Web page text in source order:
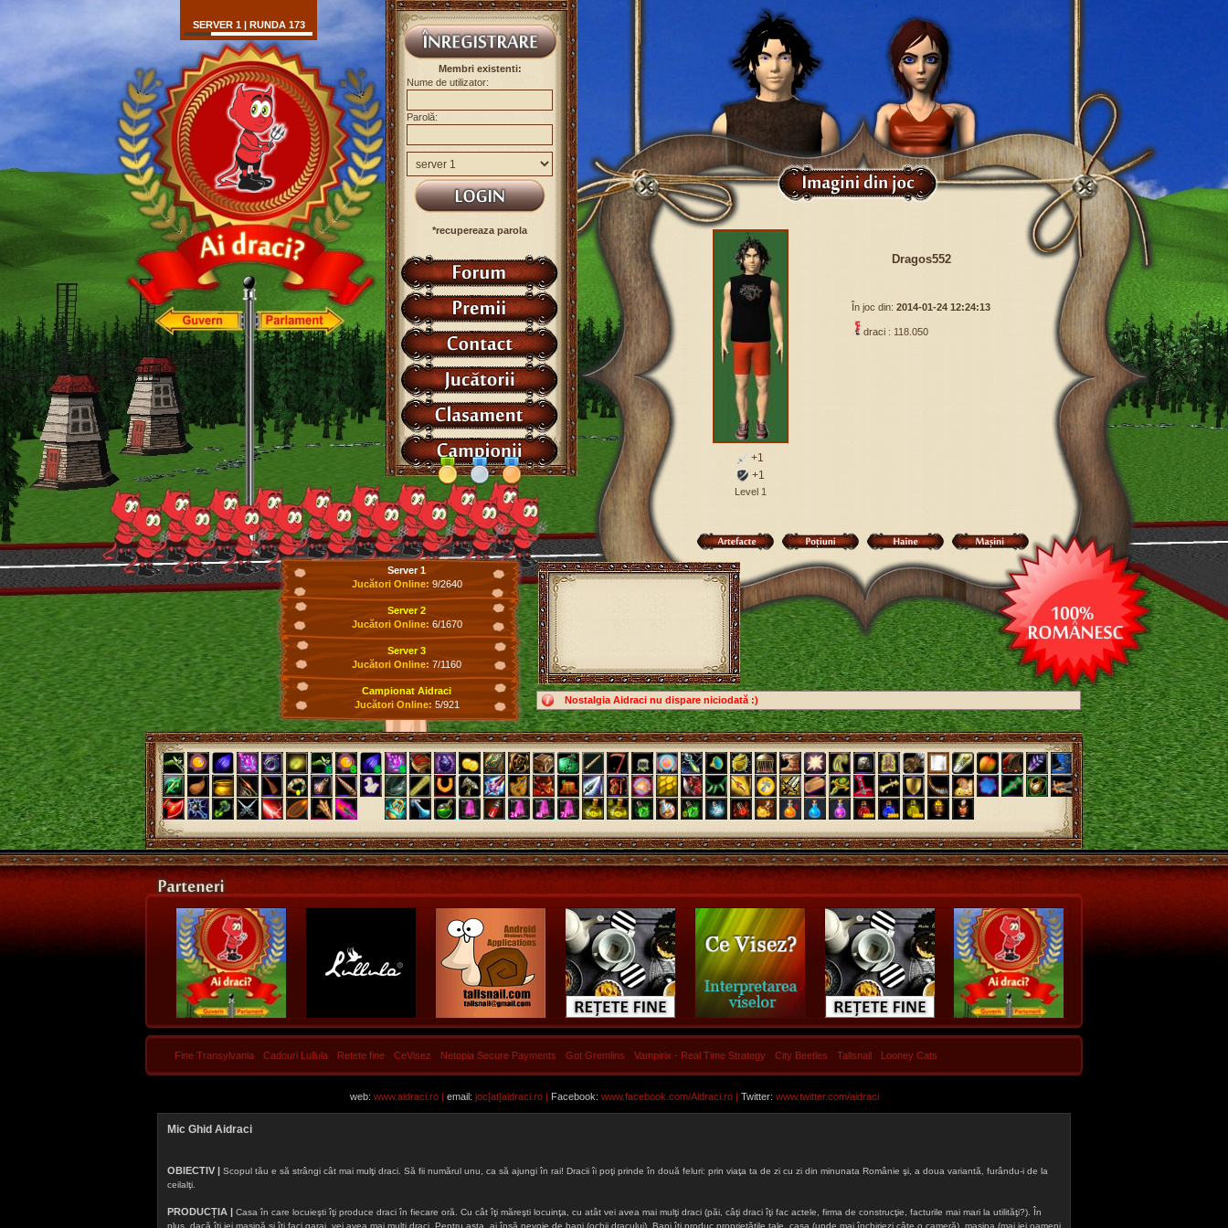
Nostalgia Aidraci nu dispare niciodată :)
SERVER 1 | RUNDA 173
Membri existenti:
Nume de utilizator:
Parolă:
*recupereaza parola
+1
+1
Level 1
Dragos552
În joc din: 2014-01-24 12:24:13
draci : 118.050
Server 1
Jucători Online: 9/2640
Server 2
Jucători Online: 6/1670
Server 3
Jucători Online: 7/1160
Campionat Aidraci
Jucători Online: 5/921
Fine Transylvania Cadouri Lullula Retete fine CeVisez Netopia Secure Payments Got Gremlins Vampirix - Real Time Strategy City Beetles Tallsnail Looney Cats
web: www.aidraci.ro | email: joc[at]aidraci.ro | Facebook: www.facebook.com/Aidraci.ro| Twitter: www.twitter.com/aidraci
Mic Ghid Aidraci
OBIECTIV | Scopul tău e să strângi cât mai mulţi draci. Să fii numărul unu, ca să ajungi în rai! Dracii îi poţi prinde în două feluri: prin viaţa ta de zi cu zi din minunata Românie şi, a doua variantă, furându-i de la
ceilalţi.
PRODUCȚIA | Casa în care locuieşti îţi produce draci în fiecare oră. Cu cât îţi măreşti locuinţa, cu atât vei avea mai mulţi draci (păi, câţi draci îţi fac actele, firma de construcţie, facturile mai mari la utilităţi?). În
plus, dacă îţi iei maşină şi îţi faci garaj, vei avea mai mulţi draci. Pentru asta, ai însă nevoie de bani (ochii dracului). Bani îţi produc proprietăţile tale, casa (unde mai închiriezi câte o cameră), maşina (mai iei oameni